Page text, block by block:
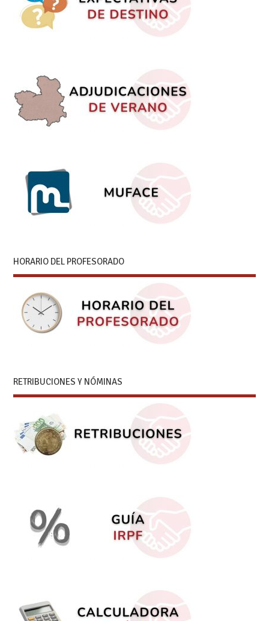
HORARIO DEL PROFESORADO
RETRIBUCIONES Y NÓMINAS